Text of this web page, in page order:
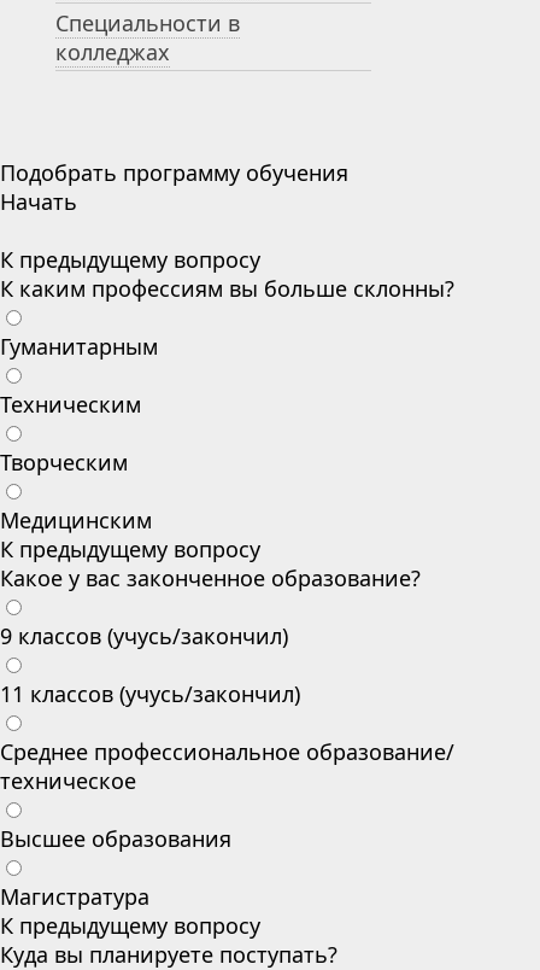
Специальности в
колледжах
Подобрать программу обучения
Начать
К предыдущему вопросу
К каким профессиям вы больше склонны?
Гуманитарным
Техническим
Творческим
Медицинским
К предыдущему вопросу
Какое у вас законченное образование?
9 классов (учусь/закончил)
11 классов (учусь/закончил)
Среднее профессиональное образование/
техническое
Высшее образования
Магистратура
К предыдущему вопросу
Куда вы планируете поступать?